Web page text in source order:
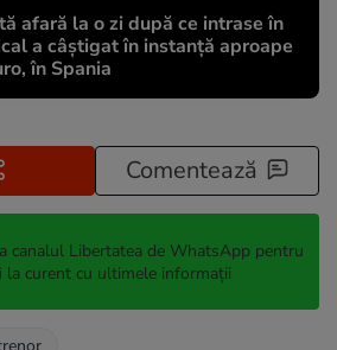
afară la o zi după ce intrase în
a câștigat în instanță aproape
în Spania
Comentează
canalul Libertatea de WhatsApp pentru
la curent cu ultimele informații